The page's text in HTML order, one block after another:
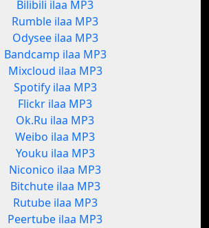
Bilibili ilaa MP3
Rumble ilaa MP3
Odysee ilaa MP3
Bandcamp ilaa MP3
Mixcloud ilaa MP3
Spotify ilaa MP3
Flickr ilaa MP3
Ok.Ru ilaa MP3
Weibo ilaa MP3
Youku ilaa MP3
Niconico ilaa MP3
Bitchute ilaa MP3
Rutube ilaa MP3
Peertube ilaa MP3